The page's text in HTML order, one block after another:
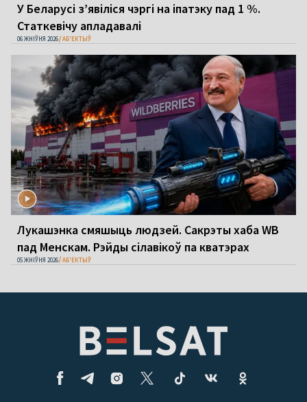
У Беларусі з’явіліся чэргі на іпатэку пад 1 %.
Статкевічу апладавалі
06 ЖНІЎНЯ 2026 АБ'ЕКТЫЎ
Лукашэнка смяшыць людзей. Сакрэты хаба WB
пад Менскам. Рэйды сілавікоў па кватэрах
05 ЖНІЎНЯ 2026 АБ'ЕКТЫЎ